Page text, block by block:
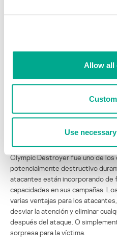
Allow all
Use
automático para mejorar la
desconoce cuáles serían sus
mantendrá en los próximos
Destructor
Olympic Destroyer fue uno de los
potencialmente destructivo
atacantes están incorporando de
capacidades en sus campañas.
varias ventajas para los
desviar la atención y eliminar
después del ataque. O
sorpresa para la víctima.